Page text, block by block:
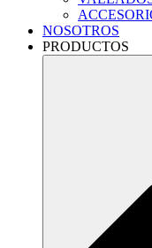
NOSOTROS
PRODUCTOS